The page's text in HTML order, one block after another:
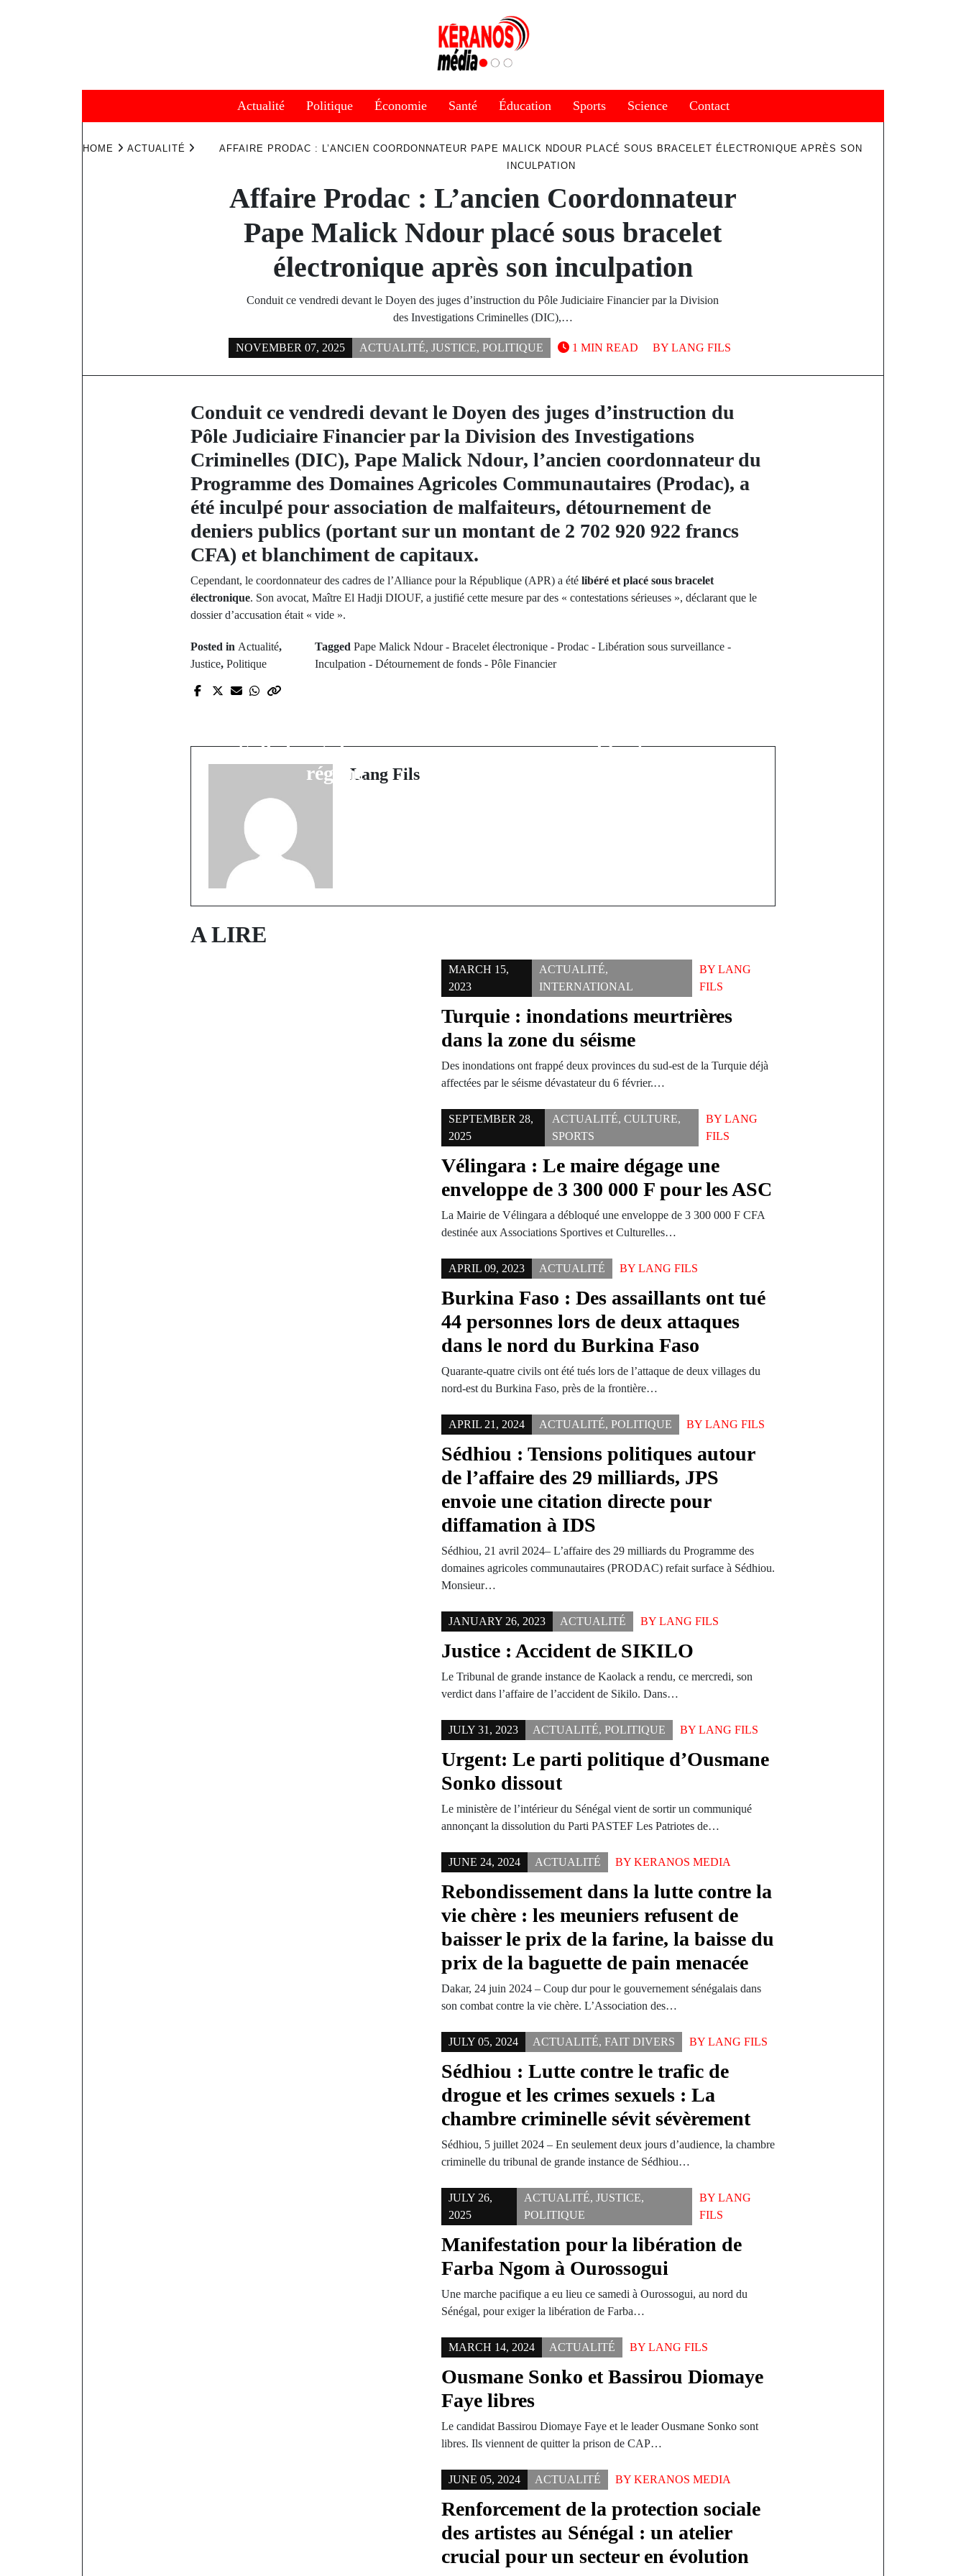
Actualité Politique Économie Santé Éducation Sports Science Contact
HOME ACTUALITÉ
AFFAIRE PRODAC : L’ANCIEN COORDONNATEUR PAPE MALICK NDOUR PLACÉ SOUS BRACELET ÉLECTRONIQUE APRÈS SON
INCULPATION
Affaire Prodac : L’ancien Coordonnateur
Pape Malick Ndour placé sous bracelet
électronique après son inculpation
Conduit ce vendredi devant le Doyen des juges d’instruction du Pôle Judiciaire Financier par la Division
des Investigations Criminelles (DIC),…
NOVEMBER 07, 2025 ACTUALITÉ, JUSTICE, POLITIQUE BY LANG FILS
1 MIN READ
Conduit ce vendredi devant le Doyen des juges d’instruction du
Pôle Judiciaire Financier par la Division des Investigations
Criminelles (DIC), Pape Malick Ndour, l’ancien coordonnateur du
Programme des Domaines Agricoles Communautaires (Prodac), a
été inculpé pour association de malfaiteurs, détournement de
deniers publics (portant sur un montant de 2 702 920 922 francs
CFA) et blanchiment de capitaux.
Cependant, le coordonnateur des cadres de l’Alliance pour la République (APR) a été libéré et placé sous bracelet
électronique. Son avocat, Maître El Hadji DIOUF, a justifié cette mesure par des « contestations sérieuses », déclarant que le
dossier d’accusation était « vide ».
Posted in Actualité,
Justice, Politique
Tagged Pape Malick Ndour - Bracelet électronique - Prodac - Libération sous surveillance -
Inculpation - Détournement de fonds - Pôle Financier
« Les sénégalais sont déçus »
Sall charge le nouveau
régime
remis en liberté provisoire
Lang Fils
A LIRE
MARCH 15,
2023
ACTUALITÉ,
INTERNATIONAL
BYLANG
FILS
Turquie : inondations meurtrières
dans la zone du séisme
Des inondations ont frappé deux provinces du sud-est de la Turquie déjà
affectées par le séisme dévastateur du 6 février.…
SEPTEMBER 28,
2025
ACTUALITÉ, CULTURE,
SPORTS
BY LANG
FILS
Vélingara : Le maire dégage une
enveloppe de 3 300 000 F pour les ASC
La Mairie de Vélingara a débloqué une enveloppe de 3 300 000 F CFA
destinée aux Associations Sportives et Culturelles…
APRIL 09, 2023 ACTUALITÉ BYLANG FILS
Burkina Faso : Des assaillants ont tué
44 personnes lors de deux attaques
dans le nord du Burkina Faso
Quarante-quatre civils ont été tués lors de l’attaque de deux villages du
nord-est du Burkina Faso, près de la frontière…
APRIL 21, 2024 ACTUALITÉ,POLITIQUE BYLANG FILS
Sédhiou : Tensions politiques autour
de l’affaire des 29 milliards, JPS
envoie une citation directe pour
diffamation à IDS
Sédhiou, 21 avril 2024– L’affaire des 29 milliards du Programme des
domaines agricoles communautaires (PRODAC) refait surface à Sédhiou.
Monsieur…
JANUARY 26, 2023 ACTUALITÉ BYLANG FILS
Justice : Accident de SIKILO
Le Tribunal de grande instance de Kaolack a rendu, ce mercredi, son
verdict dans l’affaire de l’accident de Sikilo. Dans…
JULY 31, 2023 ACTUALITÉ,POLITIQUE BYLANG FILS
Urgent: Le parti politique d’Ousmane
Sonko dissout
Le ministère de l’intérieur du Sénégal vient de sortir un communiqué
annonçant la dissolution du Parti PASTEF Les Patriotes de…
JUNE 24, 2024 ACTUALITÉ BYKERANOS MEDIA
Rebondissement dans la lutte contre la
vie chère : les meuniers refusent de
baisser le prix de la farine, la baisse du
prix de la baguette de pain menacée
Dakar, 24 juin 2024 – Coup dur pour le gouvernement sénégalais dans
son combat contre la vie chère. L’Association des…
JULY 05, 2024 ACTUALITÉ,FAIT DIVERS BYLANG FILS
Sédhiou : Lutte contre le trafic de
drogue et les crimes sexuels : La
chambre criminelle sévit sévèrement
Sédhiou, 5 juillet 2024 – En seulement deux jours d’audience, la chambre
criminelle du tribunal de grande instance de Sédhiou…
JULY 26,
2025
ACTUALITÉ,JUSTICE,
POLITIQUE
BYLANG
FILS
Manifestation pour la libération de
Farba Ngom à Ourossogui
Une marche pacifique a eu lieu ce samedi à Ourossogui, au nord du
Sénégal, pour exiger la libération de Farba…
MARCH 14, 2024 ACTUALITÉ BYLANG FILS
Ousmane Sonko et Bassirou Diomaye
Faye libres
Le candidat Bassirou Diomaye Faye et le leader Ousmane Sonko sont
libres. Ils viennent de quitter la prison de CAP…
JUNE 05, 2024 ACTUALITÉ BYKERANOS MEDIA
Renforcement de la protection sociale
des artistes au Sénégal : un atelier
crucial pour un secteur en évolution